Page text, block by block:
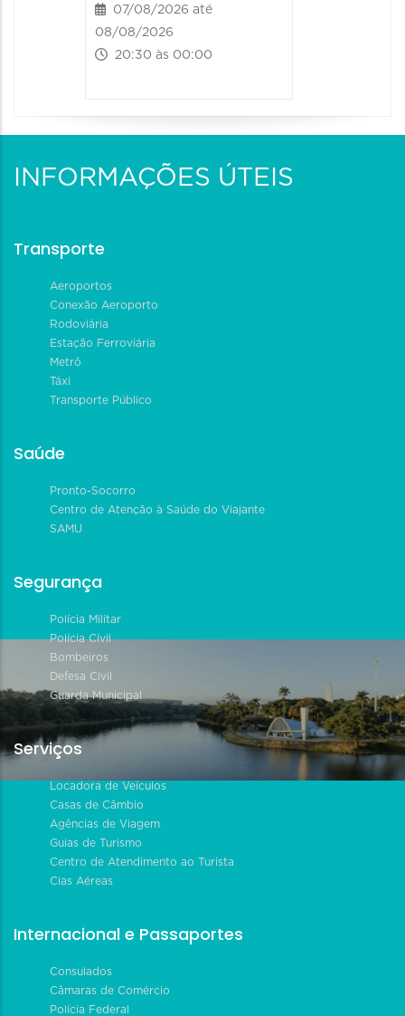
07/08/2026 até
08/08/2026
20:30 às 00:00
INFORMAÇÕES ÚTEIS
Transporte
Aeroportos
Conexão Aeroporto
Rodoviária
Estação Ferroviária
Metrô
Táxi
Transporte Público
Saúde
Pronto-Socorro
Centro de Atenção à Saúde do Viajante
SAMU
Segurança
Polícia Militar
Polícia Civil
Bombeiros
Defesa Civil
Guarda Municipal
Serviços
Locadora de Veículos
Casas de Câmbio
Agências de Viagem
Guias de Turismo
Centro de Atendimento ao Turista
Cias Aéreas
Internacional e Passaportes
Consulados
Câmaras de Comércio
Polícia Federal